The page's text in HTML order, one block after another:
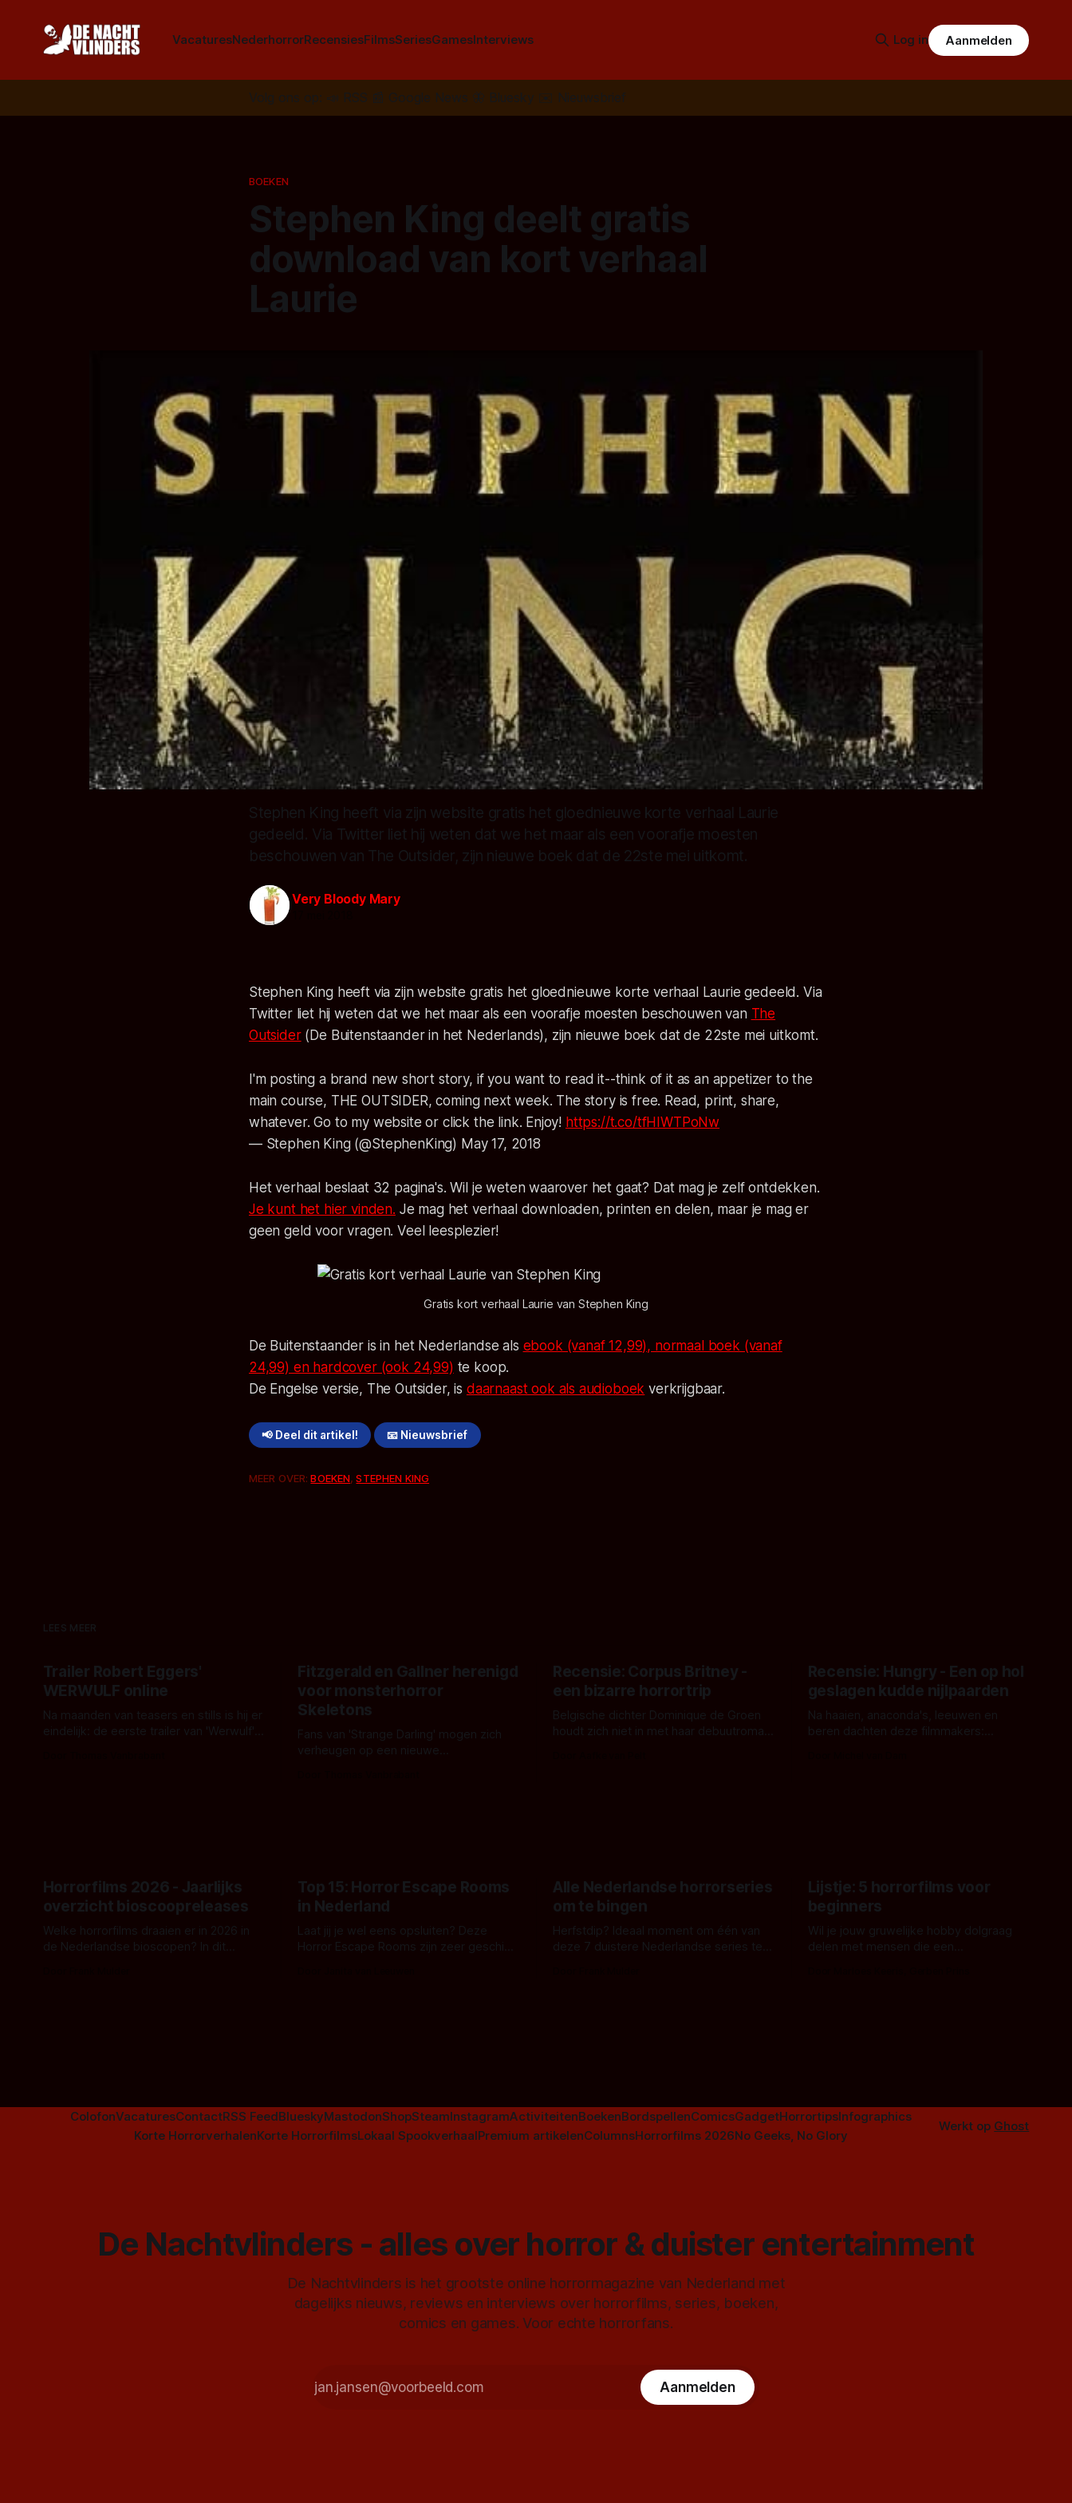
VacaturesNederhorrorRecensiesFilmsSeriesGamesInterviews Log in Aanmelden
Volg ons op: 📣 RSS 📰 Google News 🦋 Bluesky ✉️ Nieuwsbrief
BOEKEN
Stephen King deelt gratis
download van kort verhaal
Laurie
Stephen King heeft via zijn website gratis het gloednieuwe korte verhaal Laurie
gedeeld. Via Twitter liet hij weten dat we het maar als een voorafje moesten
beschouwen van The Outsider, zijn nieuwe boek dat de 22ste mei uitkomt.
Very Bloody Mary
Stephen King heeft via zijn website gratis het gloednieuwe korte verhaal Laurie gedeeld. Via
Twitter liet hij weten dat we het maar als een voorafje moesten beschouwen van The
Outsider(De Buitenstaander in het Nederlands), zijn nieuwe boek dat de 22ste mei uitkomt.
I'm posting a brand new short story, if you want to read it--think of it as an appetizer to the
main course, THE OUTSIDER, coming next week. The story is free. Read, print, share,
whatever. Go to my website or click the link. Enjoy! https://t.co/tfHIWTPoNw
— Stephen King (@StephenKing) May 17, 2018
Het verhaal beslaat 32 pagina's. Wil je weten waarover het gaat? Dat mag je zelf ontdekken.
Je kunt het hier vinden. Je mag het verhaal downloaden, printen en delen, maar je mag er
geen geld voor vragen. Veel leesplezier!
Gratis kort verhaal Laurie van Stephen King
De Buitenstaander is in het Nederlandse als ebook (vanaf 12,99), normaal boek (vanaf
24,99) en hardcover (ook 24,99) te koop.
De Engelse versie, The Outsider, is daarnaast ook als audioboek verkrijgbaar.
📢 Deel dit artikel! 📧 Nieuwsbrief
MEER OVER:BOEKEN,STEPHEN KING
LEES MEER
Trailer Robert Eggers'
WERWULF online
Na maanden van teasers en stills is hij er
eindelijk: de eerste trailer van 'Werwulf'.
Fitzgerald en Gallner herenigd
voor monsterhorror
Skeletons
Fans van 'Strange Darling' mogen zich
verheugen op een nieuwe
Recensie: Corpus Britney -
een bizarre horrortrip
Belgische dichter Dominique de Groen
houdt zich niet in met haar debuutroman.
Recensie: Hungry - Een op hol
geslagen kudde nijlpaarden
Na haaien, anaconda's, leeuwen en
beren dachten deze filmmakers:
Horrorfilms 2026 - Jaarlijks
overzicht bioscoopreleases
Welke horrorfilms draaien er in 2026 in
de Nederlandse bioscopen? In dit
Top 15: Horror Escape Rooms
in Nederland
Laat jij je wel eens opsluiten? Deze
Horror Escape Rooms zijn zeer geschikt
Alle Nederlandse horrorseries
om te bingen
Herfstdip? Ideaal moment om één van
deze 7 duistere Nederlandse series te
Lijstje: 5 horrorfilms voor
beginners
Wil je jouw gruwelijke hobby dolgraag
delen met mensen die een
ColofonVacaturesContactRSS FeedBlueskyMastodonShopSteamInstagramActiviteitenBoekenBordspellenComicsGadgetHorrortipsInfographics
Korte HorrorverhalenKorte HorrorfilmsLokaal SpookverhaalPremium artikelenColumnsHorrorfilms 2026No Geeks, No Glory
Werkt op Ghost
De Nachtvlinders - alles over horror & duister entertainment
De Nachtvlinders is het grootste online horrormagazine van Nederland met
dagelijks nieuws, reviews en interviews over horrorfilms, series, boeken,
comics en games. Voor echte horrorfans.
Aanmelden